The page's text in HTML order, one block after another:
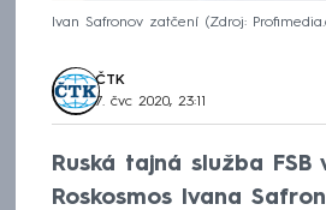
Ivan Safronov zatčení Zdroj:
ČTK
7. čvc 2020, 23:11
Ruská tajná služba
Roskosmos Ivana